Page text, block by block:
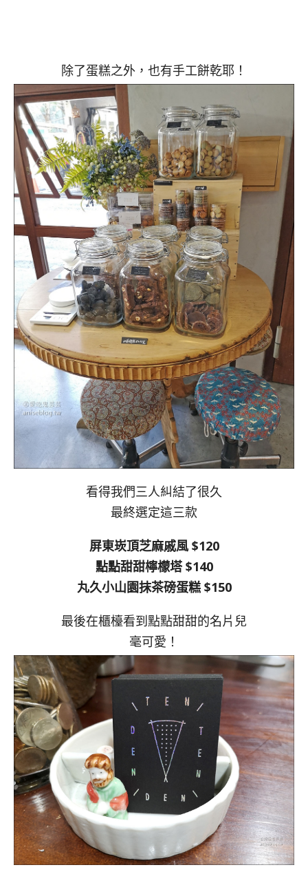
除了蛋糕之外，也有手工餅乾耶！
看得我們三人糾結了很久
最終選定這三款
屏東崁頂芝麻戚風 $120
點點甜甜檸檬塔 $140
丸久小山園抹茶磅蛋糕 $150
最後在櫃檯看到點點甜甜的名片兒
毫可愛！